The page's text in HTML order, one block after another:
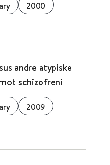
2000
andre atypiske
schizofreni
2009